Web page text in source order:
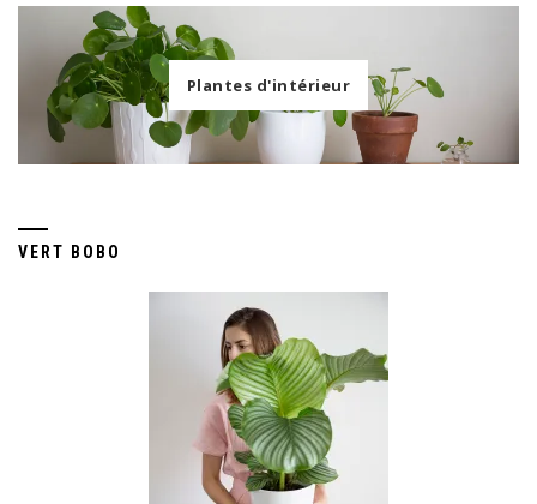
Plantes d'intérieur
VERT BOBO